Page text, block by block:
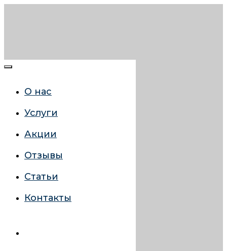
О нас
Услуги
Акции
Отзывы
Статьи
Контакты